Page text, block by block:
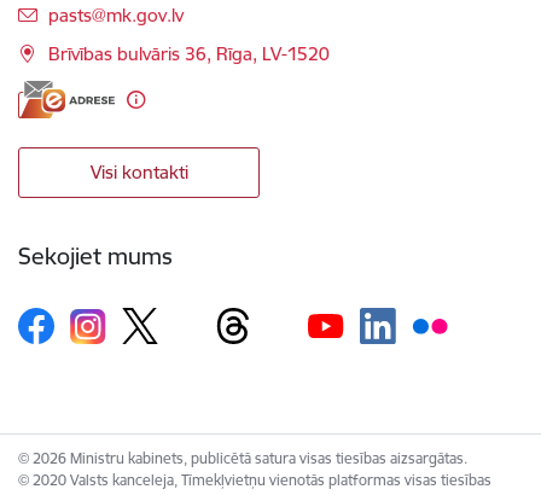
E-pasts:
pasts@mk.gov.lv
Brīvības bulvāris 36, Rīga, LV-1520
Visi kontakti
Sekojiet mums
© 2026 Ministru kabinets, publicētā satura visas tiesības aizsargātas.
© 2020 Valsts kanceleja, Tīmekļvietņu vienotās platformas visas tiesības